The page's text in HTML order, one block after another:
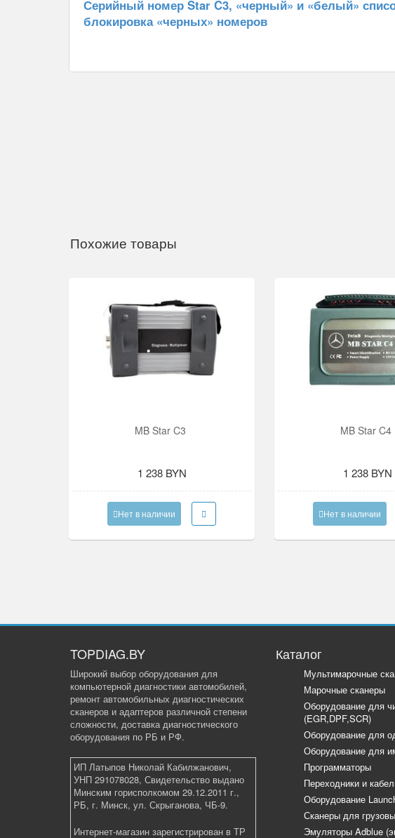
Серийный номер Star C3, «черный» и «белый»
блокировка «черных» номеров
Похожие товары
MB Star C3
1 238 BYN
Нет в наличии
MB Star C4
1 238 BYN
Нет в наличии
TOPDIAG.BY
Широкий выбор оборудования для
компьютерной диагностики автомобилей,
ремонт автомобильных диагностических
сканеров и адаптеров различной степени
сложности, доставка диагностического
оборудования по РБ и РФ.
ИП Латыпов Николай Кабилжанович,
УНП 291078028, Свидетельство выдано
Минским горисполкомом 29.12.2011 г.,
РБ, г. Минск, ул. Скрыганова, ЧБ-9.
Интернет-магазин зарегистрирован в ТР
Каталог
Мультимарочные
Марочные сканеры
Оборудование для
(EGR,DPF,SCR)
Оборудование для
Оборудование для
Программаторы
Переходники и
Оборудование
Сканеры для
Эмуляторы Adblue